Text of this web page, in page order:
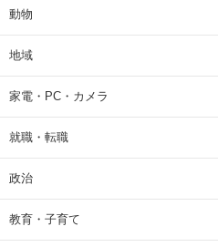
動物
地域
家電・PC・カメラ
就職・転職
政治
教育・子育て